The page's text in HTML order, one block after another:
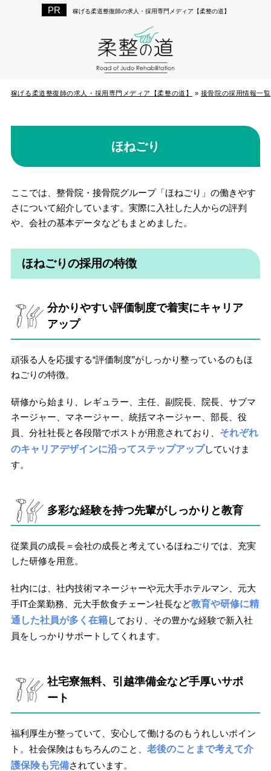
稼げる柔道整復師の求人・採用専門メディア【柔整の道】
稼げる柔道整復師の求人・採用専門メディア【柔整の道】 » 接骨院の採用情報一覧
ほねごり
ここでは、整骨院・接骨院グループ「ほねごり」の働きやす
さについて紹介しています。実際に入社した人からの評判
や、会社の基本データなどもまとめました。
ほねごりの採用の特徴
分かりやすい評価制度で着実にキャリア
アップ
頑張る人を応援する“評価制度”がしっかり整っているのもほ
ねごりの特徴。
研修から始まり、レギュラー、主任、副院長、院長、サブマ
ネージャー、マネージャー、統括マネージャー、部長、役
員、分社社長と各段階でポストが用意されており、 それぞれ
のキャリアデザインに沿ってステップアップしていけま
す。
多彩な経験を持つ先輩がしっかりと教育
従業員の成長＝会社の成長と考えているほねごりでは、充実
した研修を用意。
社内には、社内技術マネージャーや元大手ホテルマン、元大
手IT企業勤務、元大手飲食チェーン社長など教育や研修に精
通した社員が多く在籍しており、その豊かな経験で新入社
員をしっかりサポートしてくれます。
社宅寮無料、引越準備金など手厚いサポ
ート
福利厚生が整っていて、安心して働けるのもうれしいポイン
ト。社会保険はもちろんのこと、 老後のことまで考えて介
護保険も完備されています。